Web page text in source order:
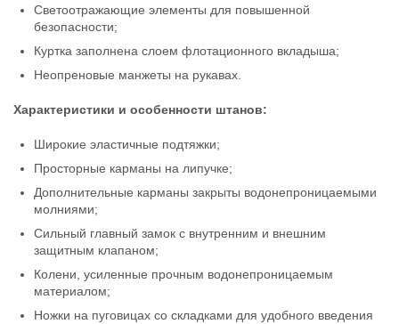
Нет в наличии
Светоотражающие элементы для повышенной
безопасности;
Куртка заполнена слоем флотационного вкладыша;
Неопреновые манжеты на рукавах.
Характеристики и особенности штанов:
Широкие эластичные подтяжки;
Просторные карманы на липучке;
Дополнительные карманы закрыты водонепроницаемыми
молниями;
Сильный главный замок с внутренним и внешним
защитным клапаном;
Колени, усиленные прочным водонепроницаемым
материалом;
Ножки на пуговицах со складками для удобного введения